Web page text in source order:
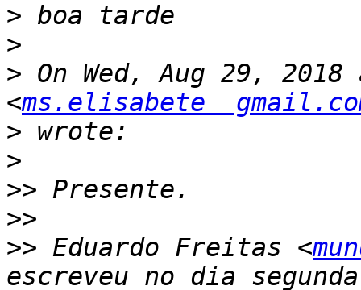
>
>
> On Wed, Aug 29,
<ms.elisabete
>
>
>>
>>
>> Eduardo Freitas <